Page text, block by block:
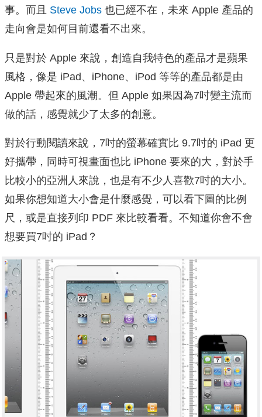
事。而且 Steve Jobs 也已經不在，未來 Apple 產品的
走向會是如何目前還看不出來。
只是對於 Apple 來說，創造自我特色的產品才是蘋果
風格，像是 iPad、iPhone、iPod 等等的產品都是由
Apple 帶起來的風潮。但 Apple 如果因為7吋變主流而
做的話，感覺就少了太多的創意。
對於行動閱讀來說，7吋的螢幕確實比 9.7吋的 iPad 更
好攜帶，同時可視畫面也比 iPhone 要來的大，對於手
比較小的亞洲人來說，也是有不少人喜歡7吋的大小。
如果你想知道大小會是什麼感覺，可以看下圖的比例
尺，或是直接列印 PDF 來比較看看。不知道你會不會
想要買7吋的 iPad？